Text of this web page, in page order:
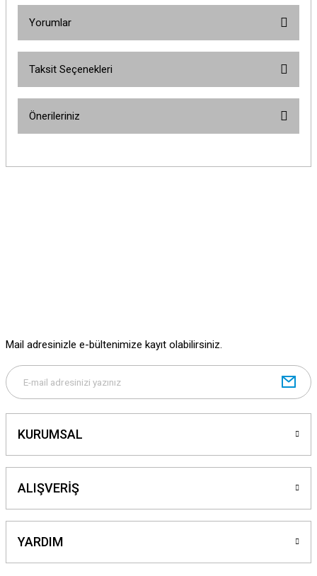
Yorumlar
Taksit Seçenekleri
Önerileriniz
yetersiz gördüğünüz noktaları öneri formunu kullanarak tarafımıza
Gönder
Mail adresinizle e-bültenimize kayıt olabilirsiniz.
KURUMSAL
ALIŞVERİŞ
YARDIM